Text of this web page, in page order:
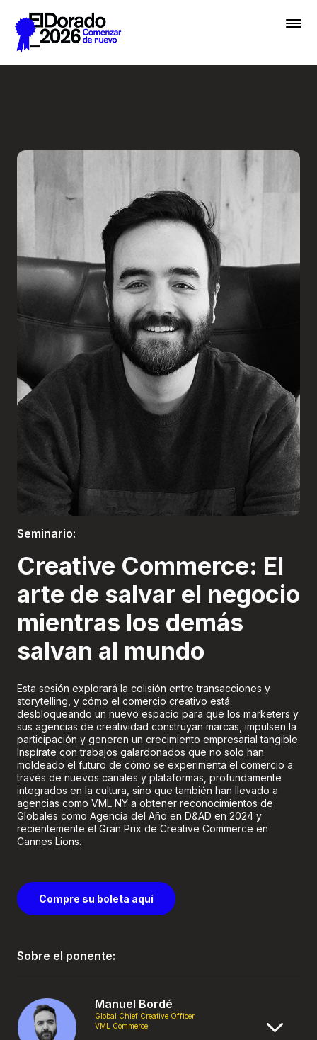
Saltar al contenido principal
Academias
Inscribir
Boletería
Seminario:
Creative Commerce: El
arte de salvar el negocio
mientras los demás
salvan al mundo
Esta sesión explorará la colisión entre transacciones y
storytelling, y cómo el comercio creativo está
desbloqueando un nuevo espacio para que los marketers y
sus agencias de creatividad construyan marcas, impulsen la
participación y generen un crecimiento empresarial tangible.
Inspírate con trabajos galardonados que no solo han
moldeado el futuro de cómo se experimenta el comercio a
través de nuevos canales y plataformas, profundamente
integrados en la cultura, sino que también han llevado a
agencias como VML NY a obtener reconocimientos de
Globales como Agencia del Año en D&AD en 2024 y
recientemente el Gran Prix de Creative Commerce en
Cannes Lions.
Compre su boleta aquí
Sobre el ponente:
Manuel Bordé
Global Chief Creative Officer
VML Commerce